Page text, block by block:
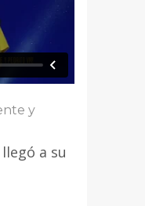
y
a su